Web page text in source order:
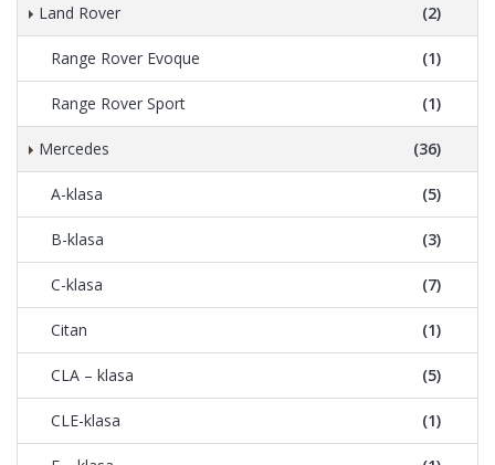
Land Rover (2)
Range Rover Evoque (1)
Range Rover Sport (1)
Mercedes (36)
A-klasa (5)
B-klasa (3)
C-klasa (7)
Citan (1)
CLA – klasa (5)
CLE-klasa (1)